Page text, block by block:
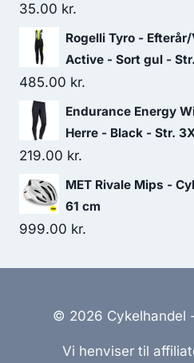
35.00 kr.
Rogelli Tyro -
Active - Sort gul -
485.00 kr.
Endurance Energy
Herre - Black - Str.
219.00 kr.
MET Rivale Mips -
61 cm
999.00 kr.
© 2026 Cykelhandel
Vi henviser til